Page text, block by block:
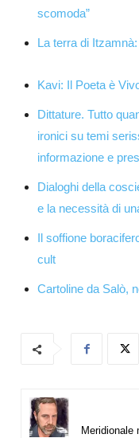
scomoda”
La terra di
Kavi: Il Poeta è
Dittature. Tutto
ironici su temi
informazione e
Dialoghi della
e la necessità di
Il soffione
cult
Cartoline da Salò,
Meridionale